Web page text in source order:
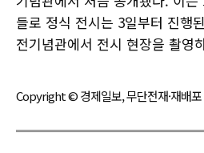
들로 정식 전시는 3일부터 진행
전기념관에서 전시 현장을 촬영
Copyright © 경제일보, 무단전재·재배포